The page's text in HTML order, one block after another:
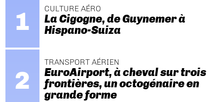
CULTURE AÉRO
La Cigogne, de Guynemer à
Hispano-Suiza
TRANSPORT AÉRIEN
EuroAirport, à cheval sur trois
frontières, un octogénaire en
grande forme